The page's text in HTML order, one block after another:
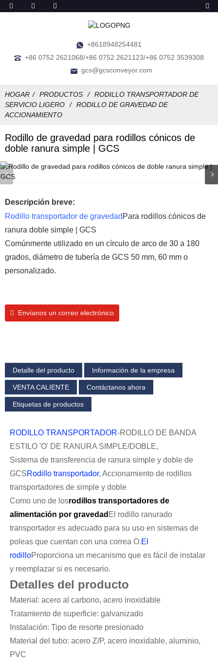
+8618948254481
+86 0752 2621068/+86 0752 2621123/+86 0752 3539308
gcs@gcsconveyor.com
HOGAR PRODUCTOS
RODILLO TRANSPORTADOR DE
SERVICIO LIGERO
RODILLO DE GRAVEDAD DE
ACCIONAMIENTO
Rodillo de gravedad para rodillos cónicos de
doble ranura simple | GCS
Descripción breve:
Rodillo transportador de gravedad Para rodillos cónicos de
ranura doble simple | GCS
Comúnmente utilizado en un círculo de arco de 30 a 180
grados, diámetro de tubería de GCS 50 mm, 60 mm o
personalizado.
Envíanos un correo electrónico
Detalle del producto Información de la empresa
VENTA CALIENTE Contáctanos ahora
Etiquetas de productos
RODILLO TRANSPORTADOR-RODILLO DE BANDA
ESTILO 'O' DE RANURA SIMPLE/DOBLE,
Sistema de transferencia de ranura simple y doble de
GCSRodillo transportador, Accionamiento de rodillos
transportadores de simple y doble
Como uno de losrodillos transportadores de
alimentación por gravedad El rodillo ranurado
transportador es adecuado para su uso en sistemas de
poleas que cuentan con una correa O.El
rodilloProporciona un mecanismo que es fácil de instalar
y reemplazar si es necesario.
Detalles del producto
Material: acero al carbono, acero inoxidable
Tratamiento de superficie: galvanizado
Instalación: Tipo de resorte presionado
Material del tubo: acero Z/P, acero inoxidable, aluminio,
PVC